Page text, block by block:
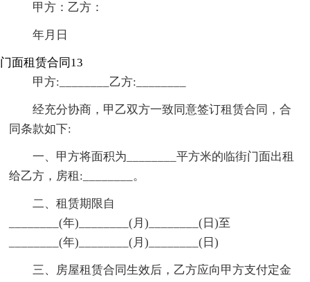
甲方：乙方：
年月日
门面租赁合同13
甲方:________乙方:________
经充分协商，甲乙双方一致同意签订租赁合同，合
同条款如下:
一、甲方将面积为________平方米的临街门面出租
给乙方，房租:________。
二、租赁期限自
________(年)________(月)________(日)至
________(年)________(月)________(日)
三、房屋租赁合同生效后，乙方应向甲方支付定金